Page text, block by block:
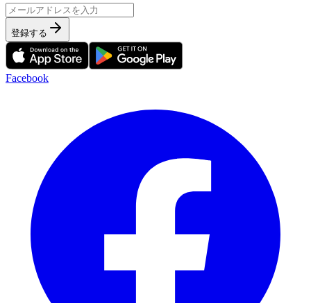
登録する
Facebook